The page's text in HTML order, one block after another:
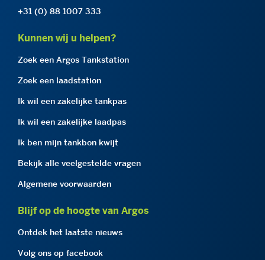
+31 (0) 88 1007 333
Kunnen wij u helpen?
Zoek een Argos Tankstation
Zoek een laadstation
Ik wil een zakelijke tankpas
Ik wil een zakelijke laadpas
Ik ben mijn tankbon kwijt
Bekijk alle veelgestelde vragen
Algemene voorwaarden
Blijf op de hoogte van Argos
Ontdek het laatste nieuws
Volg ons op facebook